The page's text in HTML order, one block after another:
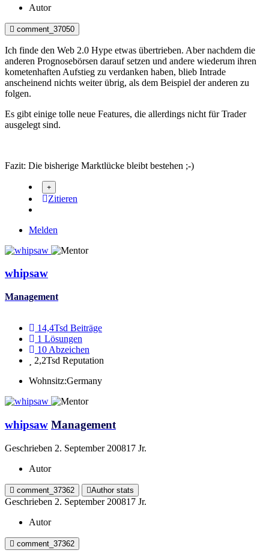
Autor
comment_37050
Ich finde den Web 2.0 Hype etwas übertrieben. Aber nachdem die
anderen Prognosebörsen darauf setzen und andere wiederum ihren
kometenhaften Aufstieg zu verdanken haben, blieb Intrade
anscheinend nichts weiter übrig, als dem Beispiel der anderen zu
folgen.
Es gibt einige tolle neue Features, die allerdings nicht für Trader
ausgelegt sind.
Fazit: Die bisherige Marktlücke bleibt bestehen ;-)
Zitieren
Melden
whipsaw
Management
14,4Tsd Beiträge
1 Lösungen
10 Abzeichen
2,2Tsd Reputation
Wohnsitz:Germany
whipsaw Management
Geschrieben 2. September 200817 Jr.
Autor
comment_37362 Author stats
Geschrieben 2. September 200817 Jr.
Autor
comment_37362